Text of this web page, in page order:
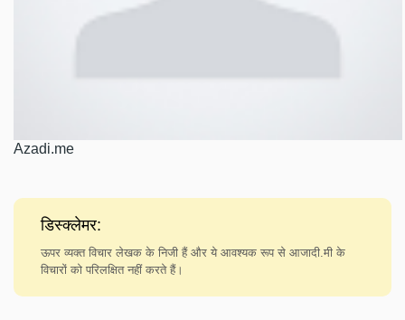
Azadi.me
डिस्क्लेमर:
ऊपर व्यक्त विचार लेखक के निजी हैं और ये आवश्यक रूप से आजादी.मी के
विचारों को परिलक्षित नहीं करते हैं।